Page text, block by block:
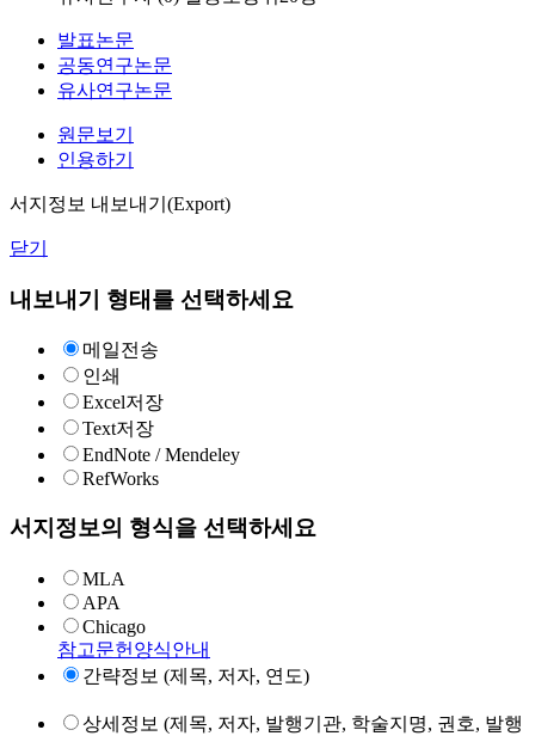
발표논문
공동연구논문
유사연구논문
원문보기
인용하기
서지정보 내보내기(Export)
닫기
내보내기 형태를 선택하세요
메일전송
인쇄
Excel저장
Text저장
EndNote / Mendeley
RefWorks
서지정보의 형식을 선택하세요
MLA
APA
Chicago
참고문헌양식안내
간략정보 (제목, 저자, 연도)
상세정보 (제목, 저자, 발행기관, 학술지명, 권호, 발행